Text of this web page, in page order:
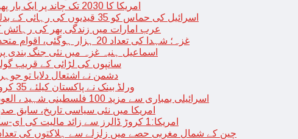
امریکا کا 2030 تک چاند پر ایک بار پھر انسانی مشن بھیجنے کا منصوبہ
اسرائیل کی حماس کو 35 قیدیوں کی رہائی کے بدلے 7 روزہ جنگ بندی کی پیشکش
عرب امارات میں زندگی بھر کی رہائش
غزہ؛ شہدا کی تعداد 20 ہزار ہوگئی، اقوام متحدہ کی قرارداد پر ووٹنگ پھرموخر
اسماعیل ہنیہ غزہ میں نئی جنگ بندی
سانپوں کی لڑائی کے قریب
دشمن نے اشتعال دلایا تو
ورلڈ بینک نے پاکستان کیلئے 35 کروڑ ڈالر قرض کی منظوری دے دی
اسرائیلی بمباری سے مزید 100 فلسطینی شہید ، العودہ اسپتال فوجی بیرک میں تبدیل
امریکا میں نئی سیاسی تاریخ، سابق
امریکا:1 کروڑ ڈالرز سے زائد مالیت کی ای-سگریٹس اسمگل کرنے کی کوشش
چین کے شمال مغربی حصے میں زلزلے سے ہلاکتوں کی تعداد 127 ہوگئی، 700 افراد